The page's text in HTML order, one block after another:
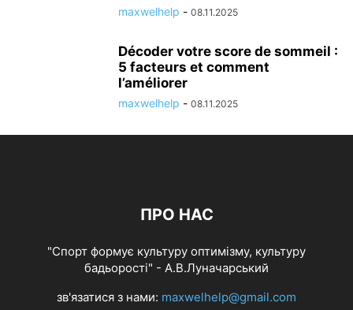
maxwelhelp - 08.11.2025
Décoder votre score de sommeil :
5 facteurs et comment
l’améliorer
maxwelhelp - 08.11.2025
ПРО НАС
"Спорт формує культуру оптимізму, культуру
бадьорості" - А.В.Луначарський
зв'язатися з нами: maxwelhelp@gmail.com